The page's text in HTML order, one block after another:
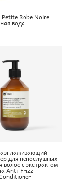
Petite Robe Noire
вода
для непослушных
волос с экстрактом
Anti-Frizz